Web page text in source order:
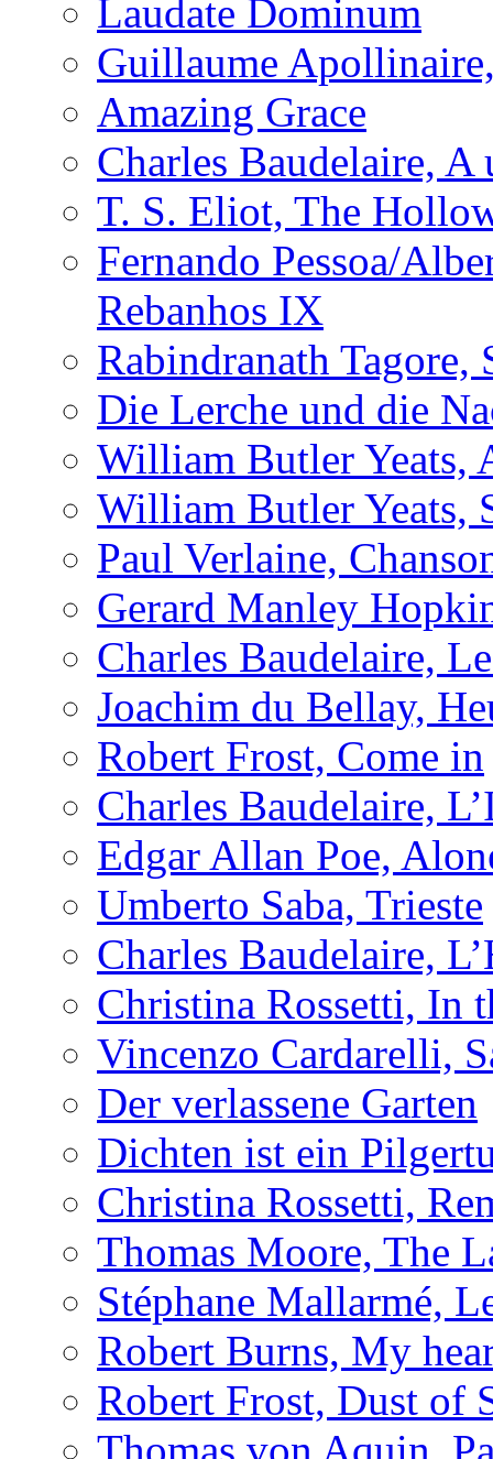
Laudate Dominum
Guillaume
Amazing Grace
Charles Baudelaire, A
T. S. Eliot, The
Fernando Pessoa/
Rebanhos IX
Rabindranath
Die Lerche und die
William Butler Yeats,
William Butler Yeats,
Paul Verlaine,
Gerard Manley
Charles Baudelaire,
Joachim du Bellay,
Robert Frost, Come in
Charles Baudelaire,
Edgar Allan Poe,
Umberto Saba, Trieste
Charles Baudelaire,
Christina Rossetti, In
Vincenzo Cardarelli,
Der verlassene Garten
Dichten ist ein
Christina Rossetti,
Thomas Moore, The
Stéphane Mallarmé,
Robert Burns, My
Robert Frost, Dust of